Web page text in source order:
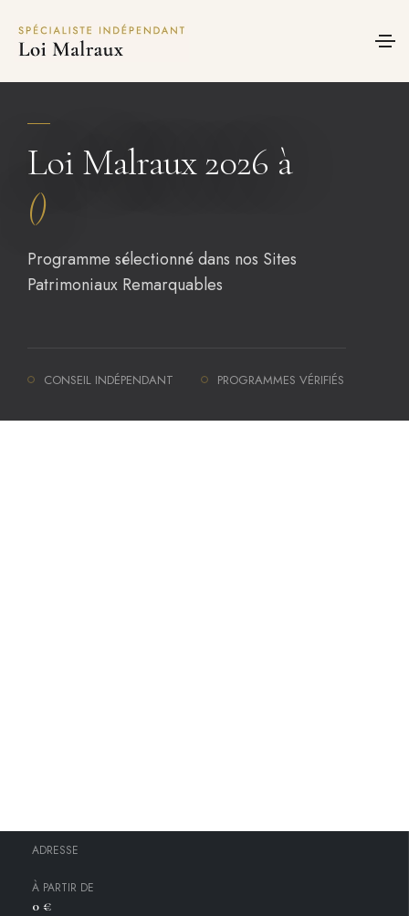
Loi Malraux 2026 à
()
Programme sélectionné dans nos Sites
Patrimoniaux Remarquables
CONSEIL INDÉPENDANT PROGRAMMES VÉRIFIÉS
ADRESSE
À PARTIR DE
0 €